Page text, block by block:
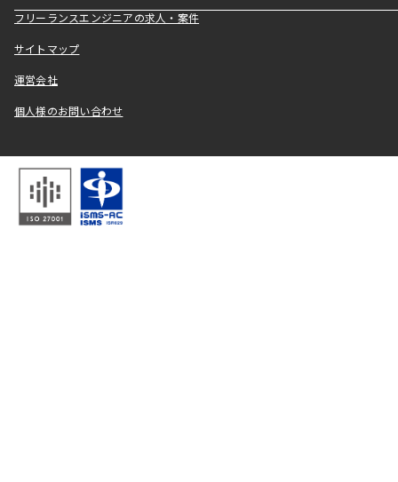
フリーランスエンジニアの求人・案件
サイトマップ
運営会社
個人様のお問い合わせ